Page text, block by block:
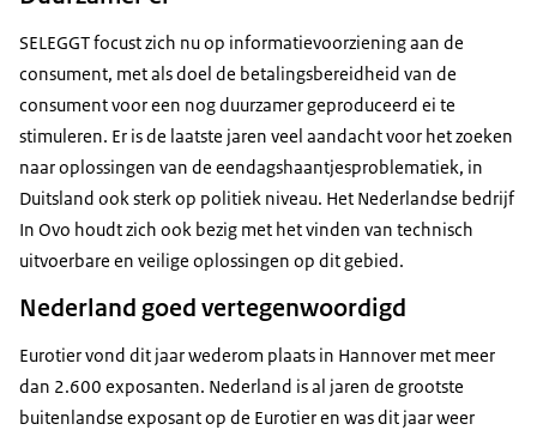
SELEGGT focust zich nu op informatievoorziening aan de
consument, met als doel de betalingsbereidheid van de
consument voor een nog duurzamer geproduceerd ei te
stimuleren. Er is de laatste jaren veel aandacht voor het zoeken
naar oplossingen van de eendagshaantjesproblematiek, in
Duitsland ook sterk op politiek niveau. Het Nederlandse bedrijf
In Ovo houdt zich ook bezig met het vinden van technisch
uitvoerbare en veilige oplossingen op dit gebied.
Nederland goed vertegenwoordigd
Eurotier vond dit jaar wederom plaats in Hannover met meer
dan 2.600 exposanten. Nederland is al jaren de grootste
buitenlandse exposant op de Eurotier en was dit jaar weer